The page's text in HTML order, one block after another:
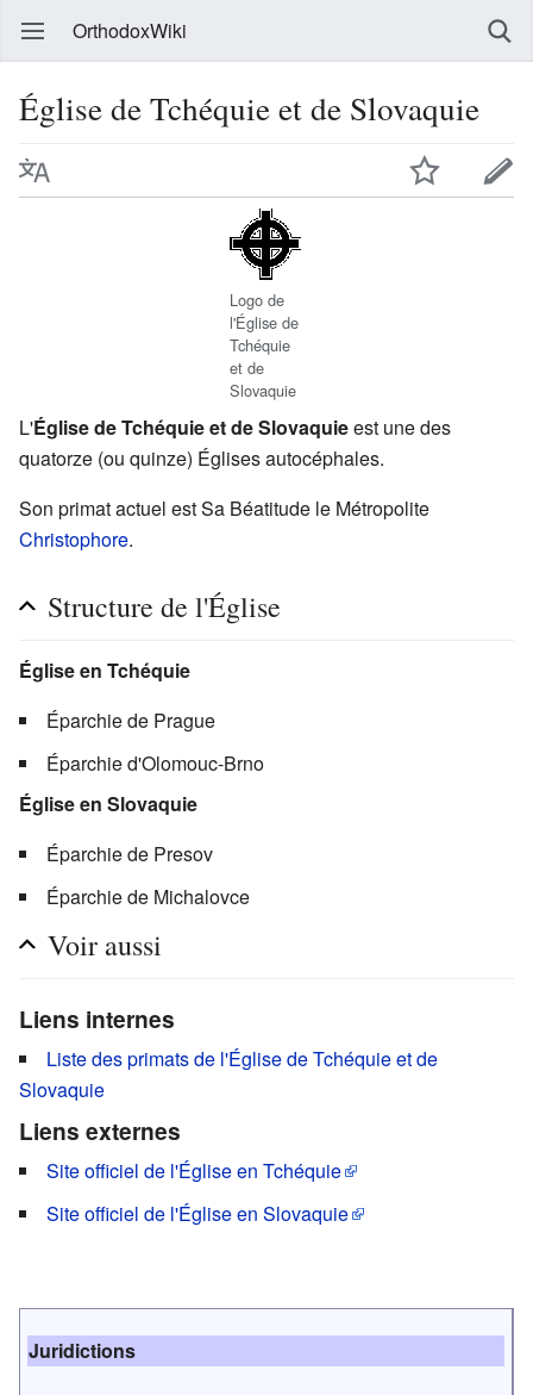
OrthodoxWiki
Église de Tchéquie et de Slovaquie
Logo de
l'Église de
Tchéquie
et de
Slovaquie
L'Église de Tchéquie et de Slovaquieest une des
quatorze (ou quinze) Églises autocéphales.
Son primat actuel est Sa Béatitude le Métropolite
Christophore.
Structure de l'Église
Église en Tchéquie
Éparchie de Prague
Éparchie d'Olomouc-Brno
Église en Slovaquie
Éparchie de Presov
Éparchie de Michalovce
Voir aussi
Liens internes
Liste des primats de l'Église de Tchéquie et de
Slovaquie
Liens externes
Site officiel de l'Église en Tchéquie
Site officiel de l'Église en Slovaquie
Juridictions